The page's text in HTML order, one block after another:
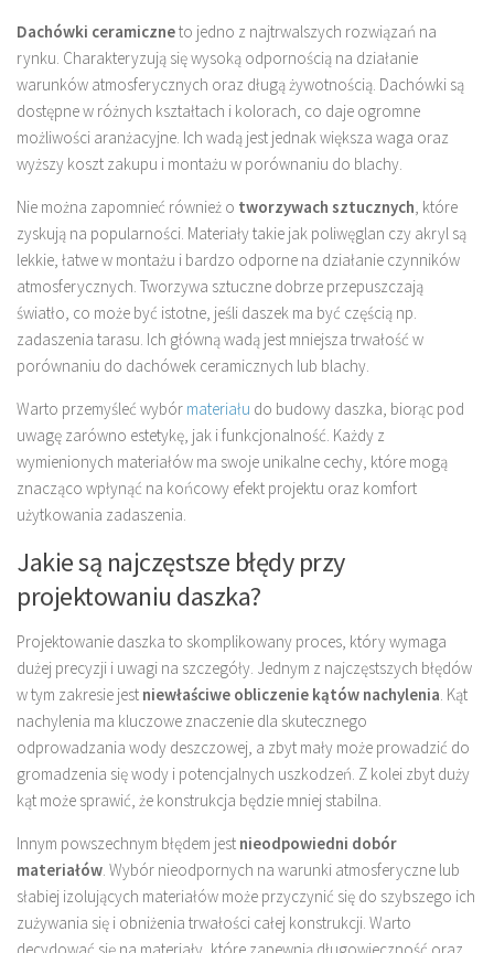
Dachówki ceramiczneto jedno z najtrwalszych rozwiązań na
rynku. Charakteryzują się wysoką odpornością na działanie
warunków atmosferycznych oraz długą żywotnością. Dachówki są
dostępne w różnych kształtach i kolorach, co daje ogromne
możliwości aranżacyjne. Ich wadą jest jednak większa waga oraz
wyższy koszt zakupu i montażu w porównaniu do blachy.
Nie można zapomnieć również o tworzywach sztucznych , które
zyskują na popularności. Materiały takie jak poliwęglan czy akryl są
lekkie, łatwe w montażu i bardzo odporne na działanie czynników
atmosferycznych. Tworzywa sztuczne dobrze przepuszczają
światło, co może być istotne, jeśli daszek ma być częścią np.
zadaszenia tarasu. Ich główną wadą jest mniejsza trwałość w
porównaniu do dachówek ceramicznych lub blachy.
Warto przemyśleć wybór materiału do budowy daszka, biorąc pod
uwagę zarówno estetykę, jak i funkcjonalność. Każdy z
wymienionych materiałów ma swoje unikalne cechy, które mogą
znacząco wpłynąć na końcowy efekt projektu oraz komfort
użytkowania zadaszenia.
Jakie są najczęstsze błędy przy
projektowaniu daszka?
Projektowanie daszka to skomplikowany proces, który wymaga
dużej precyzji i uwagi na szczegóły. Jednym z najczęstszych błędów
w tym zakresie jest niewłaściwe obliczenie kątów nachylenia . Kąt
nachylenia ma kluczowe znaczenie dla skutecznego
odprowadzania wody deszczowej, a zbyt mały może prowadzić do
gromadzenia się wody i potencjalnych uszkodzeń. Z kolei zbyt duży
kąt może sprawić, że konstrukcja będzie mniej stabilna.
Innym powszechnym błędem jest nieodpowiedni dobór
materiałów . Wybór nieodpornych na warunki atmosferyczne lub
słabiej izolujących materiałów może przyczynić się do szybszego ich
zużywania się i obniżenia trwałości całej konstrukcji. Warto
decydować się na materiały, które zapewnią długowieczność oraz